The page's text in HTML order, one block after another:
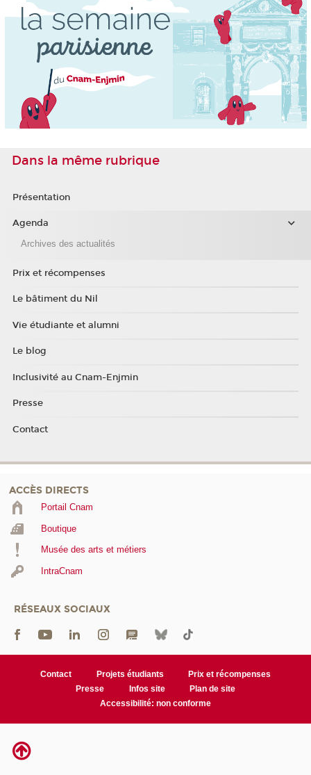
Dans la même rubrique
Présentation
Agenda
Archives des actualités
Prix et récompenses
Le bâtiment du Nil
Vie étudiante et alumni
Le blog
Inclusivité au Cnam-Enjmin
Presse
Contact
ACCÈS DIRECTS
Portail Cnam
Boutique
Musée des arts et métiers
IntraCnam
RÉSEAUX SOCIAUX
Contact Projets étudiants
Prix et récompenses
Presse
Infos site
Plan de site
Accessibilité: non conforme